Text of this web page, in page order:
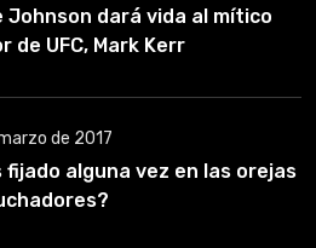
Johnson dará vida al mítico
de UFC, Mark Kerr
de 2017
fijado alguna vez en las orejas